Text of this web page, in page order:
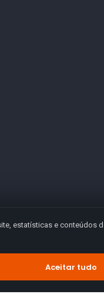
estatísticas e conteúdos
Aceitar tudo